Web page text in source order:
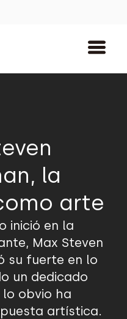
la
arte
inició en la
Max Steven
su fuerte en lo
un dedicado
obvio ha
artística.